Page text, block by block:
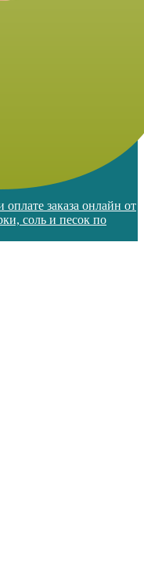
оплате заказа онлайн от
соль и песок по